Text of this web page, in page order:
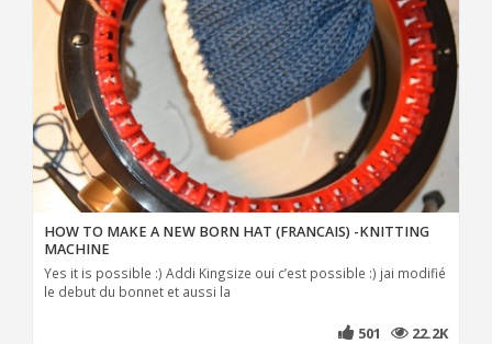
HOW TO MAKE A NEW BORN HAT (FRANCAIS) -KNITTING
MACHINE
Yes it is possible :) Addi Kingsize oui c’est possible :) jai modifié
le debut du bonnet et aussi la
501 22.2K